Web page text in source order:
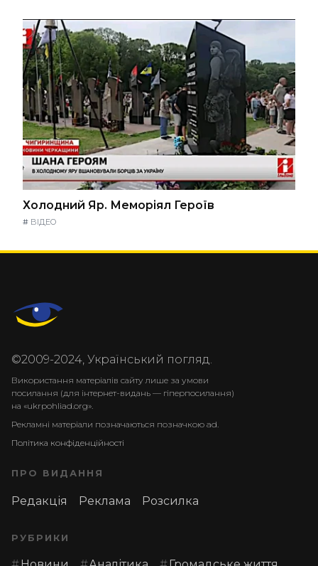
Холодний Яр. Меморіял Героїв
# ВІДЕО
©2009-2024, Український погляд.
Використання матеріалів сайту лише за умови
посилання (для інтернет-видань — гіперпосилання)
на «ukrpohliad.org».
Рекламні матеріали позначаються позначкою ad.
Політика конфіденційності
ПРО ВИДАННЯ
Редакція Реклама Розсилка
РУБРИКИ